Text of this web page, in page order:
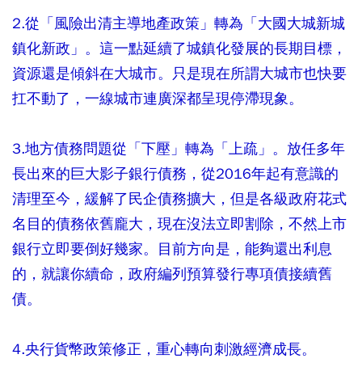
2.從「風險出清主導地產政策」轉為「大國大城新城
鎮化新政」。這一點延續了城鎮化發展的長期目標，
資源還是傾斜在大城市。只是現在所謂大城市也快要
扛不動了，一線城市連廣深都呈現停滯現象。
3.地方債務問題從「下壓」轉為「上疏」。放任多年
長出來的巨大影子銀行債務，從2016年起有意識的
清理至今，緩解了民企債務擴大，但是各級政府花式
名目的債務依舊龐大，現在沒法立即割除，不然上市
銀行立即要倒好幾家。目前方向是，能夠還出利息
的，就讓你續命，政府編列預算發行專項債接續舊
債。
4.央行貨幣政策修正，重心轉向刺激經濟成長。